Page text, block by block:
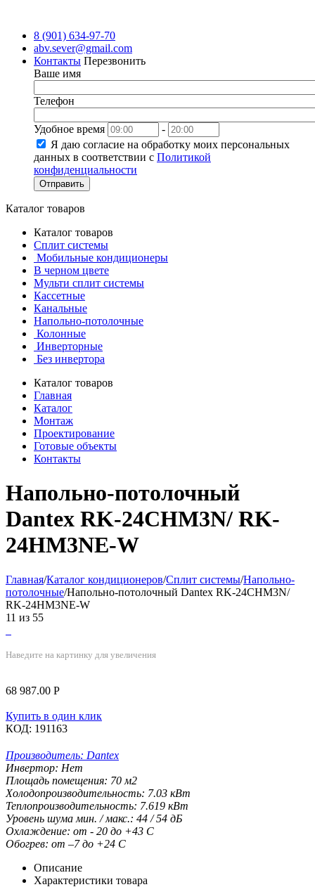
8 (901) 634-97-70
abv.sever@gmail.com
Контакты Перезвонить
Ваше имя
Телефон
Удобное время
-
Я даю согласие на обработку моих персональных
данных в соответствии с Политикой
конфиденциальности
Отправить
Каталог товаров
Каталог товаров
Сплит системы
Мобильные кондиционеры
В черном цвете
Мульти сплит системы
Кассетные
Канальные
Напольно-потолочные
Колонные
Инверторные
Без инвертора
Каталог товаров
Главная
Каталог
Монтаж
Проектирование
Готовые объекты
Контакты
Напольно-потолочный
Dantex RK-24CHM3N/ RK-
24HM3NE-W
Главная/Каталог кондиционеров/Cплит системы/Напольно-
потолочные/Напольно-потолочный Dantex RK-24CHM3N/
RK-24HM3NE-W
11 из 55
Наведите на картинку для увеличения
68 987.00 Р
Купить в один клик
КОД: 191163
Производитель: Dantex
Инвертор: Нет
Площадь помещения: 70 м2
Холодопроизводительность: 7.03 кВт
Теплопроизводительность: 7.619 кВт
Уровень шума мин. / макс.: 44 / 54 дБ
Охлаждение: от - 20 до +43 С
Обогрев: от –7 до +24 С
Описание
Характеристики товара